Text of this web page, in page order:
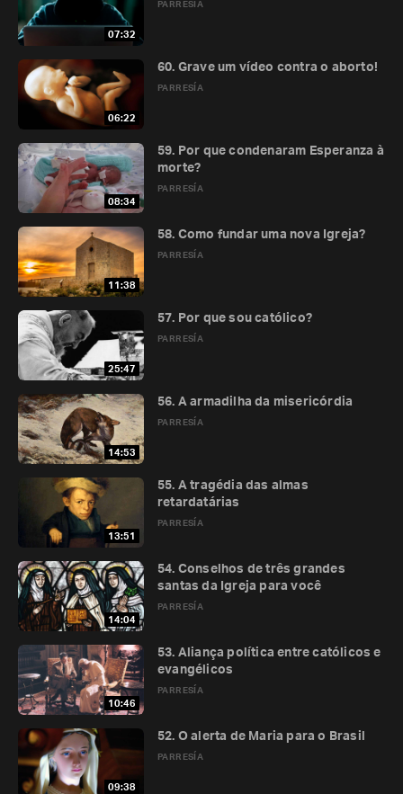
07:32
PARRESÍA
06:22
PARRESÍA
60. Grave um vídeo contra o aborto!
08:34
PARRESÍA
59. Por que condenaram Esperanza à
morte?
11:38
PARRESÍA
58. Como fundar uma nova Igreja?
25:47
PARRESÍA
57. Por que sou católico?
14:53
PARRESÍA
56. A armadilha da misericórdia
13:51
PARRESÍA
55. A tragédia das almas
retardatárias
14:04
PARRESÍA
54. Conselhos de três grandes
santas da Igreja para você
10:46
PARRESÍA
53. Aliança política entre católicos e
evangélicos
09:38
PARRESÍA
52. O alerta de Maria para o Brasil